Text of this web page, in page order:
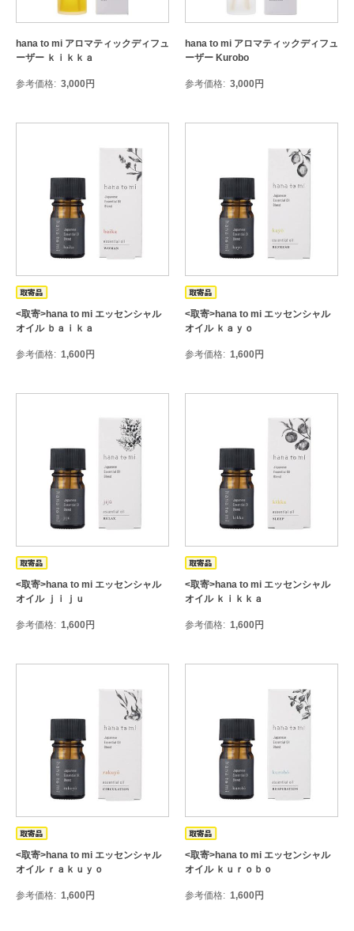
hana to mi アロマティックディフュ
ーザー ｋｉｋｋａ
参考価格 3,000円
hana to mi アロマティックディフュ
ーザー Kurobo
参考価格 3,000円
<取寄>hana to mi エッセンシャル
オイル ｂａｉｋａ
参考価格 1,600円
<取寄>hana to mi エッセンシャル
オイル ｋａｙｏ
参考価格 1,600円
<取寄>hana to mi エッセンシャル
オイル ｊｉｊｕ
参考価格 1,600円
<取寄>hana to mi エッセンシャル
オイル ｋｉｋｋａ
参考価格 1,600円
<取寄>hana to mi エッセンシャル
オイル ｒａｋｕｙｏ
参考価格 1,600円
<取寄>hana to mi エッセンシャル
オイル ｋｕｒｏｂｏ
参考価格 1,600円